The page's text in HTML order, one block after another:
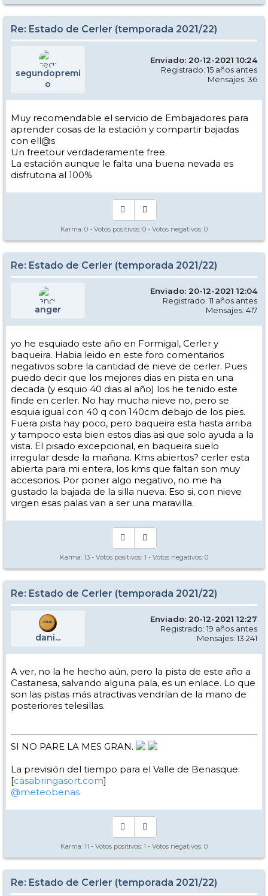
Re: Estado de Cerler (temporada 2021/22)
segundopremi
o
Enviado: 20-12-2021 10:24
Registrado: 15 años antes
Mensajes: 36
Muy recomendable el servicio de Embajadores para
aprender cosas de la estación y compartir bajadas
con ell@s
Un freetour verdaderamente free.
La estación aunque le falta una buena nevada es
disfrutona al 100%
Karma: 0 - Votos positivos: 0 - Votos negativos: 0
Re: Estado de Cerler (temporada 2021/22)
anger
Enviado: 20-12-2021 12:04
Registrado: 11 años antes
Mensajes: 417
yo he esquiado este año en Formigal, Cerler y
baqueira. Habia leido en este foro comentarios
negativos sobre la cantidad de nieve de cerler. Pues
puedo decir que los mejores dias en pista en una
decada (y esquio 40 dias al año) los he tenido este
finde en cerler. No hay mucha nieve no, pero se
esquia igual con 40 q con 140cm debajo de los pies.
Fuera pista hay poco, pero baqueira esta hasta arriba
y tampoco esta bien estos dias asi que solo ayuda a la
vista. El pisado excepcional, en baqueira suelo
irregular desde la mañana. Kms abiertos? cerler esta
abierta para mi entera, los kms que faltan son muy
accesorios. Por poner algo negativo, no me ha
gustado la bajada de la silla nueva. Eso si, con nieve
virgen esas palas van a ser una maravilla.
Karma: 13 - Votos positivos: 1 - Votos negativos: 0
Re: Estado de Cerler (temporada 2021/22)
dani...
Enviado: 20-12-2021 12:27
Registrado: 19 años antes
Mensajes: 13.241
A ver, no la he hecho aún, pero la pista de este año a
Castanesa, salvando alguna pala, es un enlace. Lo que
son las pistas más atractivas vendrían de la mano de
posteriores telesillas.
SI NO PARE LA MES GRAN.
La previsión del tiempo para el Valle de Benasque:
[casabringasort.com]
@meteobenas
Karma: 11 - Votos positivos: 1 - Votos negativos: 0
Re: Estado de Cerler (temporada 2021/22)